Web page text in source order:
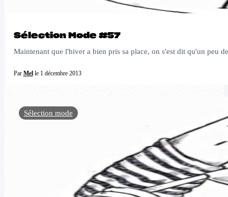
Sélection Mode #57
Maintenant que l'hiver a bien pris sa place, on s'est dit qu'un peu
Par Melle 1 décembre 2013
Sélection mode